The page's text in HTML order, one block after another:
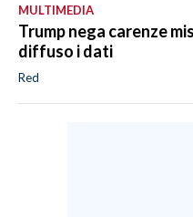
MULTIMEDIA
Trump nega carenze
diffuso i dati
Red